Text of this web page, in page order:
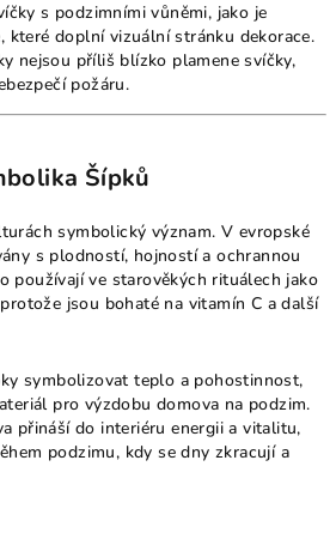
s podzimními vůněmi, jako je
které doplní vizuální stránku dekorace.
nejsou příliš blízko plamene svíčky,
požáru.
Šípků
symbolický význam. V evropské
s plodností, hojností a ochrannou
používají ve starověkých rituálech jako
jsou bohaté na vitamín C a další
symbolizovat teplo a pohostinnost,
pro výzdobu domova na podzim.
přináší do interiéru energii a vitalitu,
podzimu, kdy se dny zkracují a